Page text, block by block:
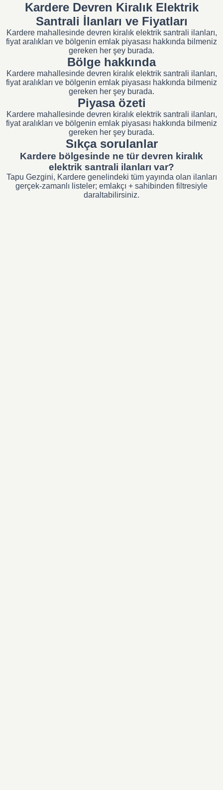
Kardere Devren Kiralık Elektrik
Santrali İlanları ve Fiyatları
Kardere mahallesinde devren kiralık elektrik santrali ilanları,
fiyat aralıkları ve bölgenin emlak piyasası hakkında bilmeniz
gereken her şey burada.
Bölge hakkında
Kardere mahallesinde devren kiralık elektrik santrali ilanları,
fiyat aralıkları ve bölgenin emlak piyasası hakkında bilmeniz
gereken her şey burada.
Piyasa özeti
Kardere mahallesinde devren kiralık elektrik santrali ilanları,
fiyat aralıkları ve bölgenin emlak piyasası hakkında bilmeniz
gereken her şey burada.
Sıkça sorulanlar
Kardere bölgesinde ne tür devren kiralık
elektrik santrali ilanları var?
Tapu Gezgini, Kardere genelindeki tüm yayında olan ilanları
gerçek-zamanlı listeler; emlakçı + sahibinden filtresiyle
daraltabilirsiniz.